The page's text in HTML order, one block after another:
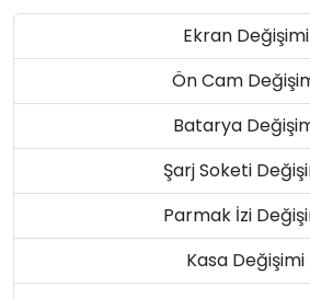
Ekran Değişimi
Ön Cam
Batarya
Şarj Soketi
Parmak İzi
Kasa Değişimi